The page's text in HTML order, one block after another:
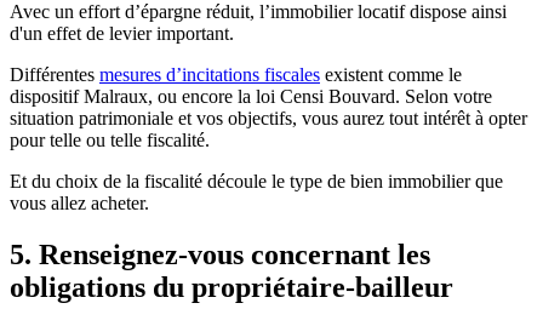
Avec un effort d’épargne réduit, l’immobilier locatif dispose ainsi
d'un effet de levier important.
Différentes mesures d’incitations fiscales existent comme le
dispositif Malraux, ou encore la loi Censi Bouvard. Selon votre
situation patrimoniale et vos objectifs, vous aurez tout intérêt à opter
pour telle ou telle fiscalité.
Et du choix de la fiscalité découle le type de bien immobilier que
vous allez acheter.
5. Renseignez-vous concernant les
obligations du propriétaire-bailleur